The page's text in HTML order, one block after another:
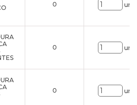
0 uni.
0 uni.
0 uni.